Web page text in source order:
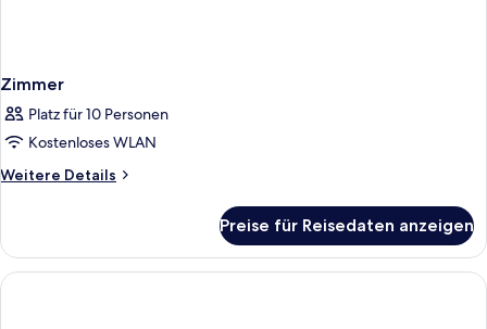
Zimmer
Platz für 10 Personen
Kostenloses WLAN
Weitere Details
Weitere
Preise für Reisedaten anzeigen